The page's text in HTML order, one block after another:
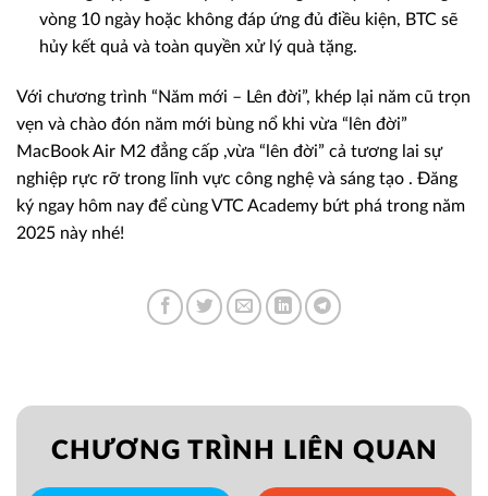
vòng 10 ngày hoặc không đáp ứng đủ điều kiện, BTC sẽ
hủy kết quả và toàn quyền xử lý quà tặng.
Với chương trình “Năm mới – Lên đời”, khép lại năm cũ trọn
vẹn và chào đón năm mới bùng nổ khi vừa “lên đời”
MacBook Air M2 đẳng cấp ,vừa “lên đời” cả tương lai sự
nghiệp rực rỡ trong lĩnh vực công nghệ và sáng tạo . Đăng
ký ngay hôm nay để cùng VTC Academy bứt phá trong năm
2025 này nhé!
CHƯƠNG TRÌNH LIÊN QUAN